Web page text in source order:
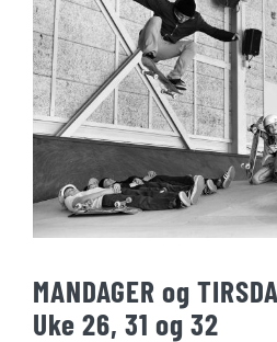
MANDAGER og
Uke 26, 31 og 32